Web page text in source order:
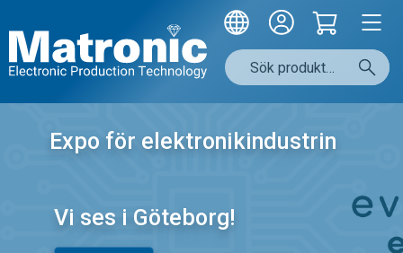
Vi ses i Göteborg!
Expo för elektronikindustrin